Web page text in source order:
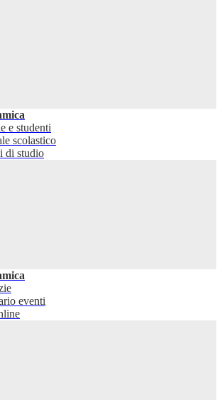
e studenti
scolastico
di studio
eventi